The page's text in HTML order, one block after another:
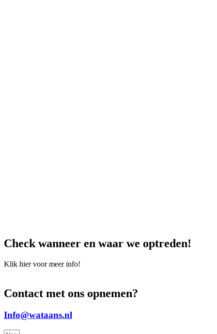
Check wanneer en waar we optreden!
Klik hier voor meer info!
Contact met ons opnemen?
Info@wataans.nl